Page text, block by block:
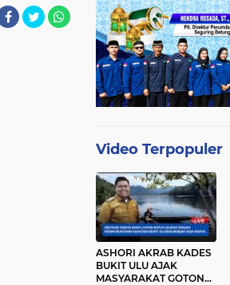
Video Terpopuler
ASHORI AKRAB KADES
BUKIT ULU AJAK
MASYARAKAT GOTONG